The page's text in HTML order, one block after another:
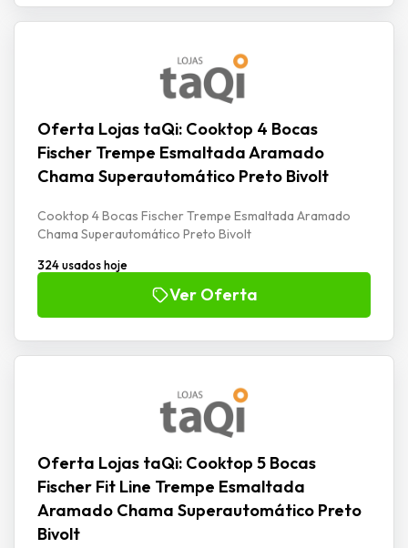
Oferta Lojas taQi: Cooktop 4 Bocas
Fischer Trempe Esmaltada Aramado
Chama Superautomático Preto Bivolt
Cooktop 4 Bocas Fischer Trempe Esmaltada Aramado
Chama Superautomático Preto Bivolt
324 usados hoje
Ver Oferta
Oferta Lojas taQi: Cooktop 5 Bocas
Fischer Fit Line Trempe Esmaltada
Aramado Chama Superautomático Preto
Bivolt